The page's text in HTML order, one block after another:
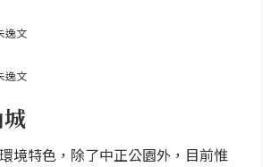
逸文
逸文
境特色，除了中正公園外，目前惟